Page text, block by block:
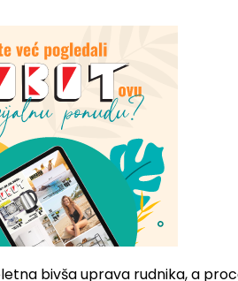
bivša uprava rudnika, a